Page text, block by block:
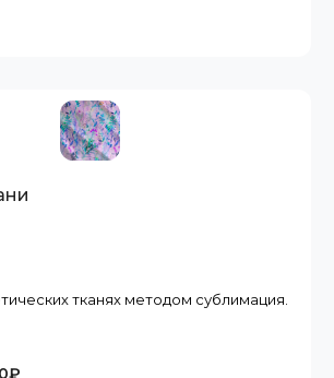
тканях методом сублимация.